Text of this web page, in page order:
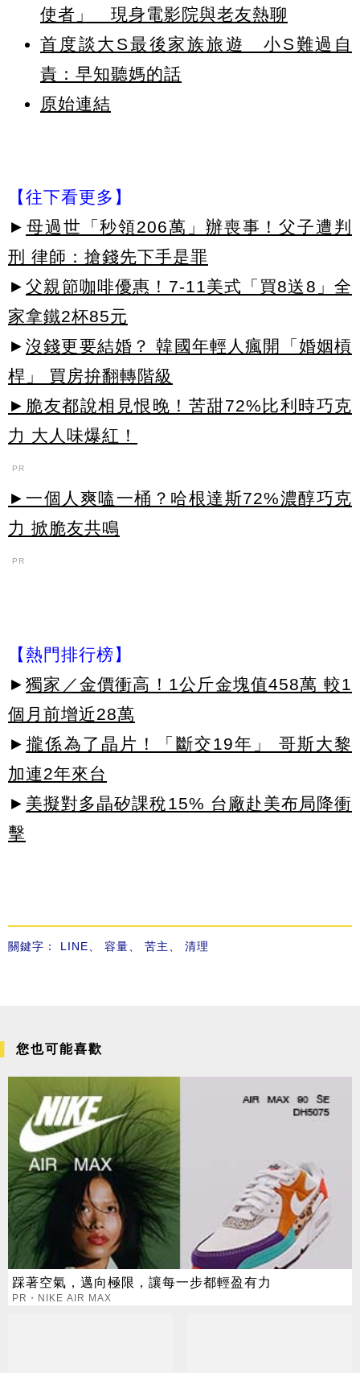
使者」 現身電影院與老友熱聊
首度談大S最後家族旅遊 小S難過自
責：早知聽媽的話
原始連結
【往下看更多】
► 母過世「秒領206萬」辦喪事！父子遭判
刑 律師：搶錢先下手是罪
► 父親節咖啡優惠！7-11美式「買8送8」全
家拿鐵2杯85元
► 沒錢更要結婚？ 韓國年輕人瘋開「婚姻槓
桿」 買房拚翻轉階級
►脆友都說相見恨晚！苦甜72%比利時巧克
力 大人味爆紅！
PR
►一個人爽嗑一桶？哈根達斯72%濃醇巧克
力 掀脆友共鳴
PR
【熱門排行榜】
► 獨家／金價衝高！1公斤金塊值458萬 較1
個月前增近28萬
► 攏係為了晶片！「斷交19年」 哥斯大黎
加連2年來台
► 美擬對多晶矽課稅15% 台廠赴美布局降衝
擊
關鍵字： LINE 容量 苦主 清理
您也可能喜歡
踩著空氣，邁向極限，讓每一步都輕盈有力
PR・NIKE AIR MAX